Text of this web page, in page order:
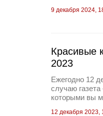
9 декабря 2024,
Красивые
2023
Ежегодно 12
случаю
которыми вы
12 декабря 2023,